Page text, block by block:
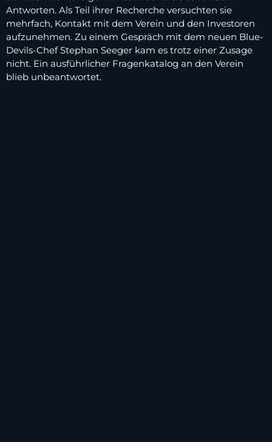
Antworten. Als Teil ihrer Recherche versuchten sie
mehrfach, Kontakt mit dem Verein und den Investoren
aufzunehmen. Zu einem Gespräch mit dem neuen Blue-
Devils-Chef Stephan Seeger kam es trotz einer Zusage
nicht. Ein ausführlicher Fragenkatalog an den Verein
blieb unbeantwortet.